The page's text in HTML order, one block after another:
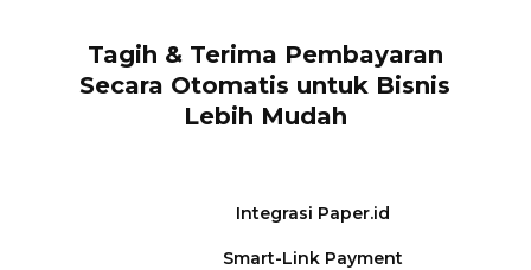
Tagih & Terima Pembayaran
Secara Otomatis untuk Bisnis
Lebih Mudah
Integrasi Paper.id
Smart-Link Payment